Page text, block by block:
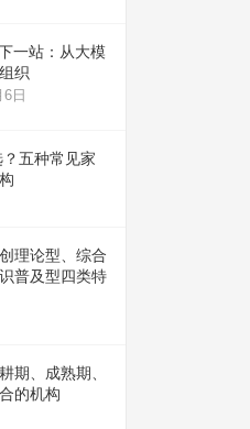
一站：从大模
织
日
五种常见家
理论型、综合
普及型四类特
期、成熟期、
的机构